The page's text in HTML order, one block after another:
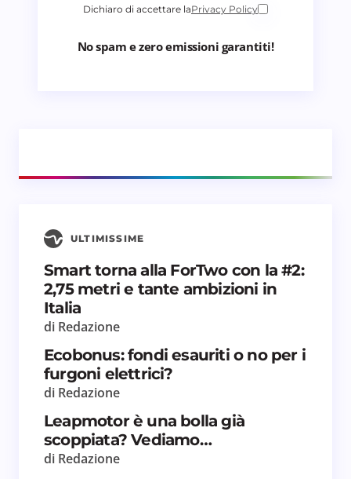
Dichiaro di accettare laPrivacy Policy
No spam e zero emissioni garantiti!
ULTIMISSIME
Smart torna alla ForTwo con la #2:
2,75 metri e tante ambizioni in
Italia
di Redazione
Ecobonus: fondi esauriti o no per i
furgoni elettrici?
di Redazione
Leapmotor è una bolla già
scoppiata? Vediamo…
di Redazione